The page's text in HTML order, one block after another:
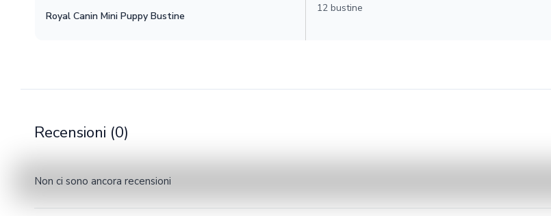
Royal Canin Mini Puppy Bustine
12 bustine
Recensioni (0)
Non ci sono ancora recensioni